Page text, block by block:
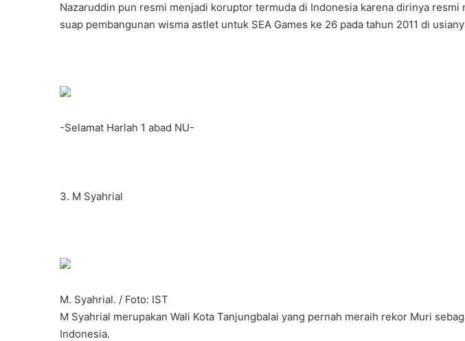
Nazaruddin pun resmi menjadi koruptor termuda di Indonesia karena dirinya resmi
suap pembangunan wisma astlet untuk SEA Games ke 26 pada tahun 2011 di
-Selamat Harlah 1 abad NU-
3. M Syahrial
M. Syahrial. / Foto: IST
M Syahrial merupakan Wali Kota Tanjungbalai yang pernah meraih rekor Muri
Indonesia.